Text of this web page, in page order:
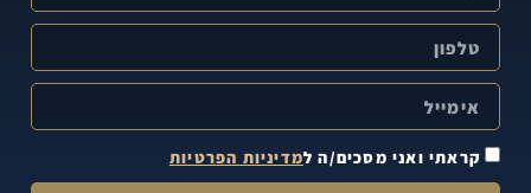
קראתי ואני מסכים/ה למדיניות הפרטיות